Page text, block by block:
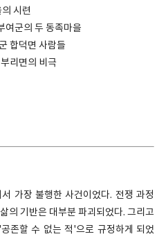
시련
여군의 두 동족마을
합덕면 사람들
리면의 비극
가장 불행한 사건이었다. 전쟁 과정
삶의 기반은 대부분 파괴되었다. 그리고
'공존할 수 없는 적'으로 규정하게 되었